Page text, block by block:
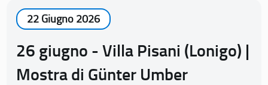
22 Giugno 2026
26 giugno - Villa Pisani (Lonigo) |
Mostra di Günter Umber